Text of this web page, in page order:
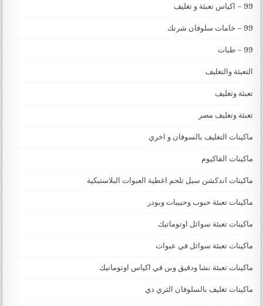
99 – اكياس تعبئة و تغليف
99 – خامات سلوفان شرنك
99 – طبات
التعبئة والتغليف
تعبئة وتغليف
تعبئة وتغليف مصر
ماكينات التغليف بالسوفان و اخري
ماكينات الفاكيوم
ماكينات اندكشن سيل تلحم اغطية العبوات البلاستيكية
ماكينات تعبئة حبوب وحبيبات وبودر
ماكينات تعبئة سوائل اوتوماتيك
ماكينات تعبئة سوائل في عبوات
ماكينات تعبئة نشا ودقيق وبن في اكياس اوتوماتيك
ماكينات تغليف بالسلوفان الثري دي